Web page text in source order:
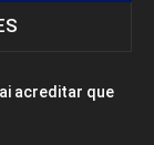
acreditar que